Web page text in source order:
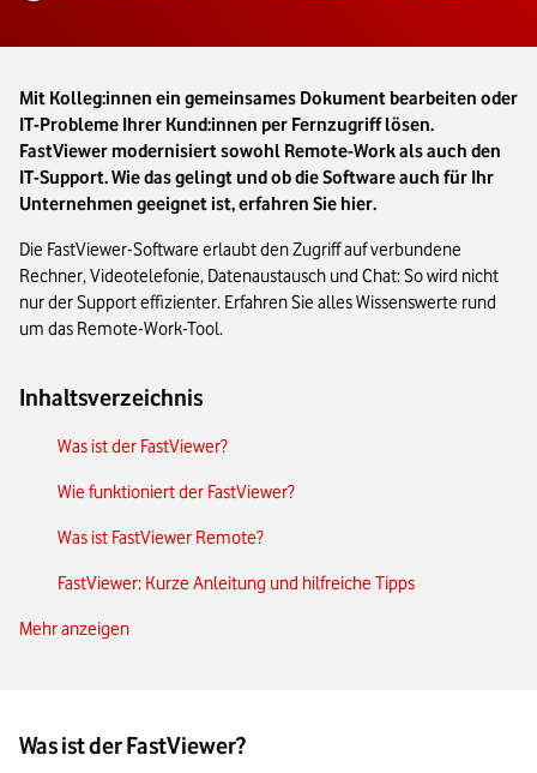
Mit Kolleg:innen ein gemeinsames Dokument bearbeiten oder
IT-Probleme Ihrer Kund:innen per Fernzugriff lösen.
FastViewer modernisiert sowohl Remote-Work als auch den
IT-Support. Wie das gelingt und ob die Software auch für Ihr
Unternehmen geeignet ist, erfahren Sie hier.
Die FastViewer-Software erlaubt den Zugriff auf verbundene
Rechner, Videotelefonie, Datenaustausch und Chat: So wird nicht
nur der Support effizienter. Erfahren Sie alles Wissenswerte rund
um das Remote-Work-Tool.
Inhaltsverzeichnis
Was ist der FastViewer?
Wie funktioniert der FastViewer?
Was ist FastViewer Remote?
FastViewer: Kurze Anleitung und hilfreiche Tipps
FastViewer vs. TeamViewer: Die Alternative im Vergleich
Das Wichtigste zu FastViewer in Kürze
Mehr anzeigen
Was ist der FastViewer?